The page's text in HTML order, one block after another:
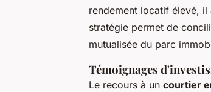
rendement locatif élevé,
stratégie permet de
mutualisée du parc
Témoignages
Le recours à un courtier